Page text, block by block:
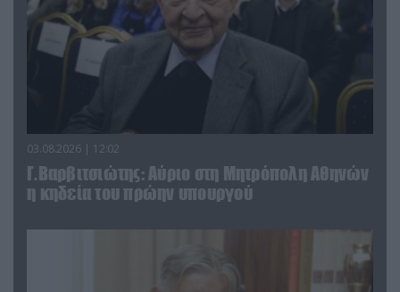
03.08.2026 | 12:02
Γ.Βαρβιτσιώτης: Aύριο στη Μητρόπολη Αθηνών
η κηδεία του πρώην υπουργού